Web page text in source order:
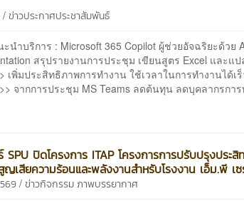
/ข่าวประกาศประชาสัมพันธ์
นำบริการ : Microsoft 365 Copilot ผู้ช่วยอัจฉริยะด้วย
สรุปรายงานการประชุม เขียนสูตร Excel และแ
เพิ่มประสิทธิภาพการทำงาน ใช้เวลาในการทำงานได้เ
จากการประชุม MS Teams ลดต้นทุน ลดบุคลากรกา
ปิดโครงการ ITAP โครงการการปรับปรุงประสิ
ญเสียความร้อนและพลังงานสำหรับโรงงาน เอ็ม.พี เ
/ข่าวกิจกรรม ภาพบรรยากาศ